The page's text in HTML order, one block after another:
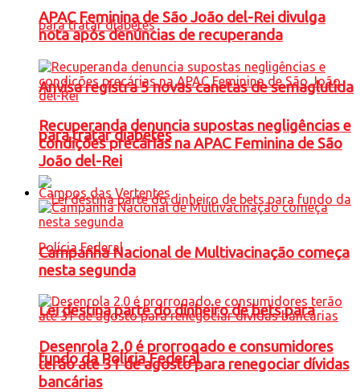
Anvisa registra 5 novas canetas de semaglutida
para tratar diabetes
Lei destina parte do dinheiro de bets para
fundo da Polícia Federal
APAC Feminina de São João del-Rei divulga
nota após denúncias de recuperanda
Recuperanda denuncia supostas negligências e
condições precárias na APAC Feminina de São
João del-Rei
Campos das Vertentes
Campanha Nacional de Multivacinação começa
nesta segunda
Desenrola 2.0 é prorrogado e consumidores
terão até 31 de agosto para renegociar dívidas
bancárias